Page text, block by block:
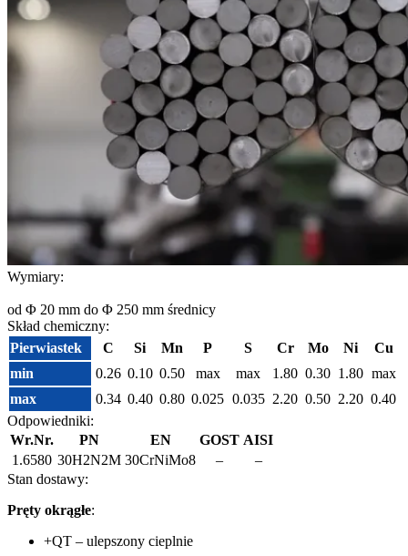
Wymiary:
od Φ 20 mm do Φ 250 mm średnicy
Skład chemiczny:
Pierwiastek
C Si Mn P S Cr Mo Ni
Cu
min
0.26 0.10 0.50 max max 1.80 0.30 1.80 max
max
0.34 0.40 0.80 0.025 0.035 2.20 0.50 2.20 0.40
Odpowiedniki:
Wr.Nr.
PN EN GOST AISI
1.6580 30H2N2M 30CrNiMo8 –
–
Stan dostawy:
Pręty okrągłe:
+QT – ulepszony cieplnie